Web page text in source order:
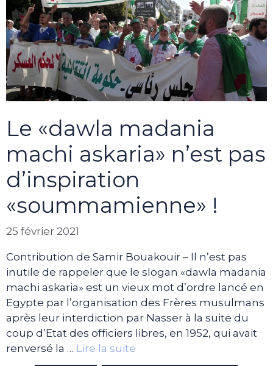
Le «dawla madania
machi askaria» n’est pas
d’inspiration
«soummamienne» !
25 février 2021
Contribution de Samir Bouakouir – Il n’est pas
inutile de rappeler que le slogan «dawla madania
machi askaria» est un vieux mot d’ordre lancé en
Egypte par l’organisation des Frères musulmans
après leur interdiction par Nasser à la suite du
coup d’Etat des officiers libres, en 1952, qui avait
renversé la … Lire la suite